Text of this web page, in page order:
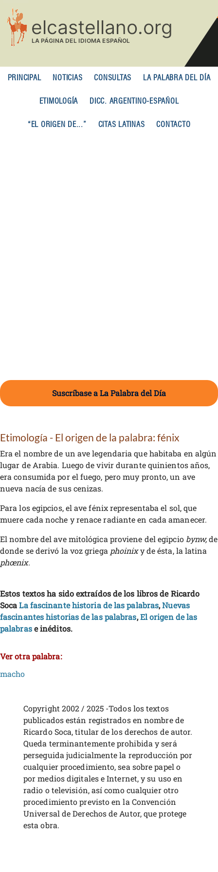
contenido
principal
PRINCIPAL NOTICIAS CONSULTAS LA PALABRA DEL DÍA
ETIMOLOGÍA DICC. ARGENTINO-ESPAÑOL
“EL ORIGEN DE...” CITAS LATINAS CONTACTO
Suscríbase a La Palabra del Día
Etimología - El origen de la palabra: fénix
Era el nombre de un ave legendaria que habitaba en algún
lugar de Arabia. Luego de vivir durante quinientos años,
era consumida por el fuego, pero muy pronto, un ave
nueva nacía de sus cenizas.
Para los egipcios, el ave fénix representaba el sol, que
muere cada noche y renace radiante en cada amanecer.
El nombre del ave mitológica proviene del egipcio bynw,de
donde se derivó la voz griega phoinixy de ésta, la latina
phœnix.
Estos textos ha sido extraídos de los libros de Ricardo
SocaLa fascinante historia de las palabras,Nuevas
fascinantes historias de las palabras,El origen de las
palabrase inéditos.
Ver otra palabra:
macho
Copyright 2002 / 2025 -Todos los textos
publicados están registrados en nombre de
Ricardo Soca, titular de los derechos de autor.
Queda terminantemente prohibida y será
perseguida judicialmente la reproducción por
cualquier procedimiento, sea sobre papel o
por medios digitales e Internet, y su uso en
radio o televisión, así como cualquier otro
procedimiento previsto en la Convención
Universal de Derechos de Autor, que protege
esta obra.